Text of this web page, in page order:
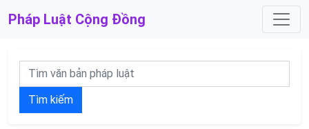
Pháp Luật Cộng Đồng
Tìm kiếm